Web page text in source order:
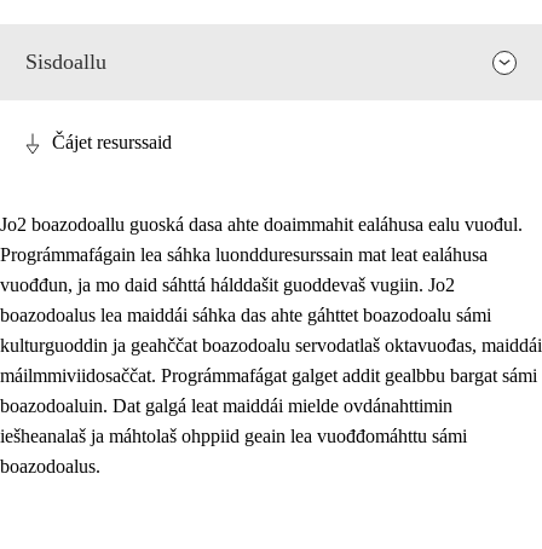
Sisdoallu
Fágaid relevánsa ja guovddáš árvvut
Guovddášelemeanttat
Fágaidrasttideaddji fáttát
Vuođđogálggat
Čájet resurssaid
Jo2 boazodoallu guoská dasa ahte doaimmahit ealáhusa ealu vuođul.
Prográmmafágain lea sáhka luondduresurssain mat leat ealáhusa
vuođđun, ja mo daid sáhttá hálddašit guoddevaš vugiin. Jo2
boazodoalus lea maiddái sáhka das ahte gáhttet boazodoalu sámi
kulturguoddin ja geahččat boazodoalu servodatlaš oktavuođas, maiddái
máilmmiviidosaččat. Prográmmafágat galget addit gealbbu bargat sámi
boazodoaluin. Dat galgá leat maiddái mielde ovdánahttimin
iešheanalaš ja máhtolaš ohppiid geain lea vuođđomáhttu sámi
boazodoalus.